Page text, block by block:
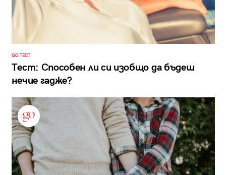
GO ТЕСТ
Тест: Способен ли си изобщо да бъдеш
нечие гадже?